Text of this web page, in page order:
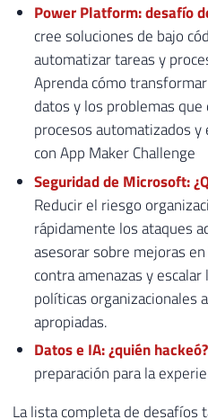
Power Platform: desafío
cree soluciones de bajo
automatizar tareas y
Aprenda cómo
datos y los problemas
procesos automatizados y
con App Maker Challenge
Seguridad de Microsoft:
Reducir el riesgo
rápidamente los ataques
asesorar sobre mejoras
contra amenazas y
políticas organizacionales
apropiadas.
Datos e IA: ¿quién
preparación para la
La lista completa de desafíos